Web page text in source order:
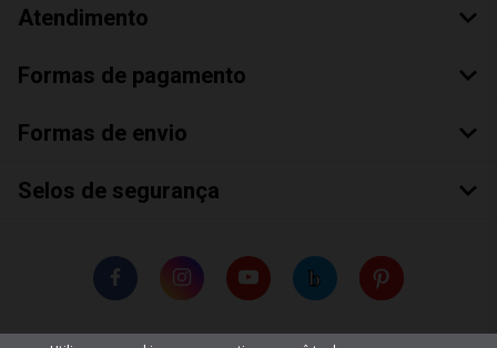
Atendimento
Formas de pagamento
Formas de envio
Selos de segurança